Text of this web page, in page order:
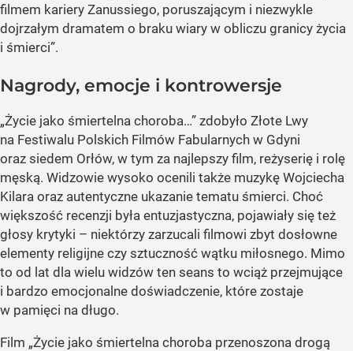
filmem kariery Zanussiego, poruszającym i niezwykle
dojrzałym dramatem o braku wiary w obliczu granicy życia
i śmierci”.
Nagrody, emocje i kontrowersje
„Życie jako śmiertelna choroba…” zdobyło Złote Lwy
na Festiwalu Polskich Filmów Fabularnych w Gdyni
oraz siedem Orłów, w tym za najlepszy film, reżyserię i rolę
męską. Widzowie wysoko ocenili także muzykę Wojciecha
Kilara oraz autentyczne ukazanie tematu śmierci. Choć
większość recenzji była entuzjastyczna, pojawiały się też
głosy krytyki – niektórzy zarzucali filmowi zbyt dosłowne
elementy religijne czy sztuczność wątku miłosnego. Mimo
to od lat dla wielu widzów ten seans to wciąż przejmujące
i bardzo emocjonalne doświadczenie, które zostaje
w pamięci na długo.
Film „Życie jako śmiertelna choroba przenoszona drogą